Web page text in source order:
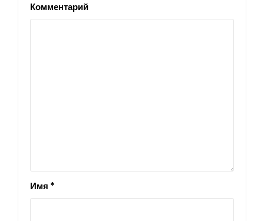
Комментарий
Имя *